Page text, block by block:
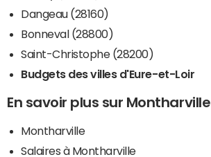
Dangeau (28160)
Bonneval (28800)
Saint-Christophe (28200)
Budgets des villes d'Eure-et-Loir
En savoir plus sur Montharville
Montharville
Salaires à Montharville